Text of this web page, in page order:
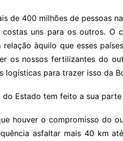
de 400 milhões de pessoas
uns para os outros. O
àquilo que esses
os nossos fertilizantes do
para trazer isso da
Estado tem feito a sua
houver o compromisso do
asfaltar mais 40 km